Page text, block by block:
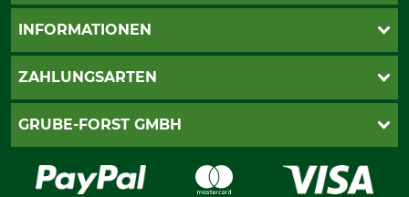
Katalogbestellung
INFORMATIONEN
AGB
Widerrufsformular
ZAHLUNGSARTEN
PayPal
Rechnung
Vorkasse
GRUBE-FORST GMBH
Karriere
Über uns